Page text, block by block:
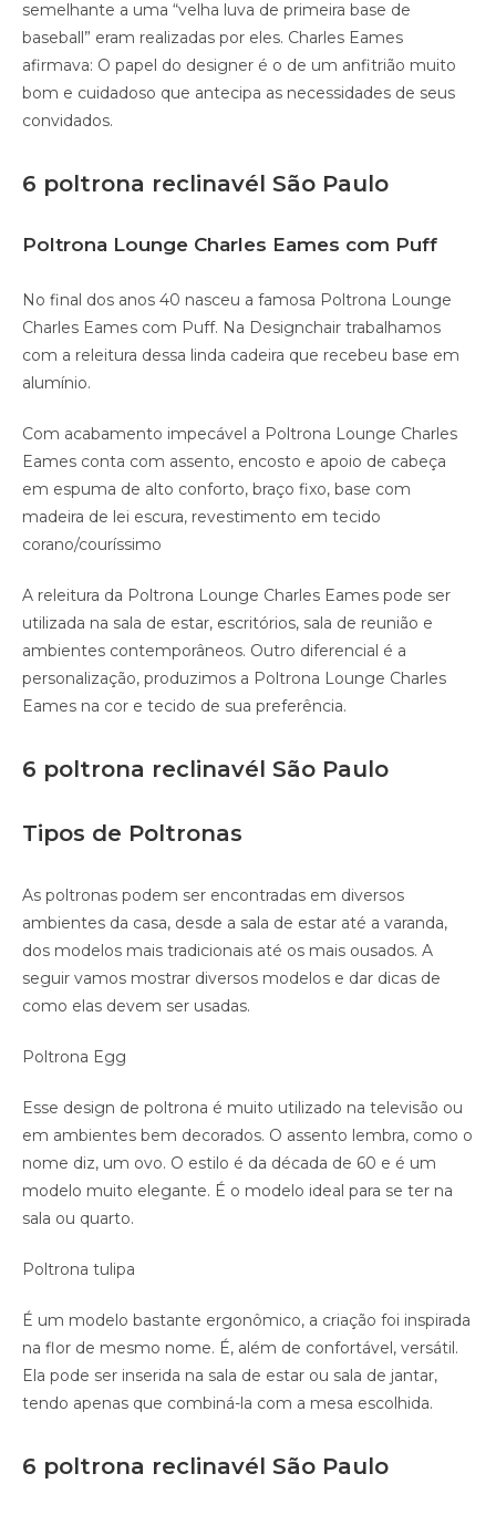
semelhante a uma “velha luva de primeira base de
baseball” eram realizadas por eles. Charles Eames
afirmava: O papel do designer é o de um anfitrião muito
bom e cuidadoso que antecipa as necessidades de seus
convidados.
6 poltrona reclinavél São Paulo
Poltrona Lounge Charles Eames com Puff
No final dos anos 40 nasceu a famosa Poltrona Lounge
Charles Eames com Puff. Na Designchair trabalhamos
com a releitura dessa linda cadeira que recebeu base em
alumínio.
Com acabamento impecável a Poltrona Lounge Charles
Eames conta com assento, encosto e apoio de cabeça
em espuma de alto conforto, braço fixo, base com
madeira de lei escura, revestimento em tecido
corano/couríssimo
A releitura da Poltrona Lounge Charles Eames pode ser
utilizada na sala de estar, escritórios, sala de reunião e
ambientes contemporâneos. Outro diferencial é a
personalização, produzimos a Poltrona Lounge Charles
Eames na cor e tecido de sua preferência.
6 poltrona reclinavél São Paulo
Tipos de Poltronas
As poltronas podem ser encontradas em diversos
ambientes da casa, desde a sala de estar até a varanda,
dos modelos mais tradicionais até os mais ousados. A
seguir vamos mostrar diversos modelos e dar dicas de
como elas devem ser usadas.
Poltrona Egg
Esse design de poltrona é muito utilizado na televisão ou
em ambientes bem decorados. O assento lembra, como o
nome diz, um ovo. O estilo é da década de 60 e é um
modelo muito elegante. É o modelo ideal para se ter na
sala ou quarto.
Poltrona tulipa
É um modelo bastante ergonômico, a criação foi inspirada
na flor de mesmo nome. É, além de confortável, versátil.
Ela pode ser inserida na sala de estar ou sala de jantar,
tendo apenas que combiná-la com a mesa escolhida.
6 poltrona reclinavél São Paulo